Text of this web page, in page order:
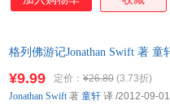
格列佛游记Jonathan Swift 著
¥9.99 定价： ¥26.80 (3.73折)
Jonathan Swift著 童轩 译 /2012-09-01